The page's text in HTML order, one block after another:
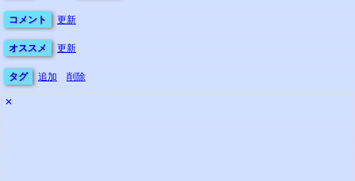
コメント 更新
オススメ 更新
タグ 追加 削除
✕